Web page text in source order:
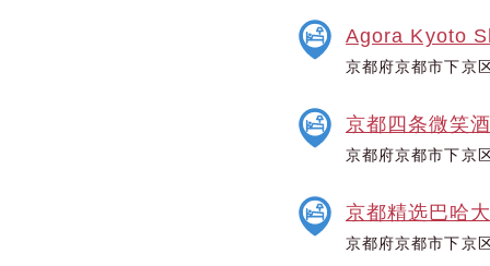
Agora Kyoto
京都府京都市下京
京都四条微笑
京都府京都市下京
京都精选巴哈
京都府京都市下京